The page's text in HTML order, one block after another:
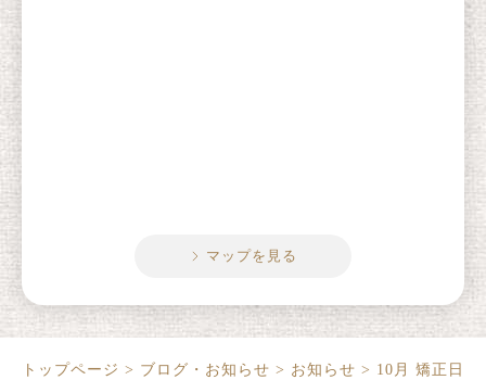
マップを見る
トップページ > ブログ・お知らせ > お知らせ > 10月 矯正日